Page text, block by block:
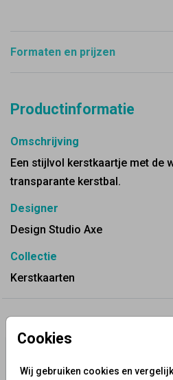
Cookies
Wij gebruiken cookies en
Formaten en prijzen
Productinformatie
Omschrijving
Een stijlvol kerstkaartje met de
transparante kerstbal.
Designer
Design Studio Axe
Collectie
Kerstkaarten